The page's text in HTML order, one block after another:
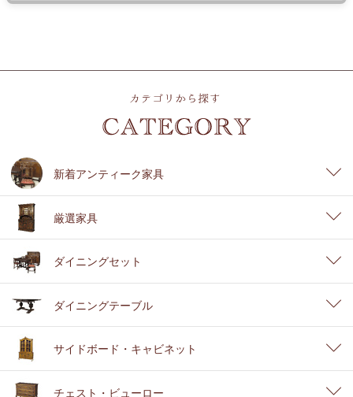
新着アンティーク家具
厳選家具
ダイニングセット
ダイニングテーブル
サイドボード・キャビネット
チェスト・ビューロー